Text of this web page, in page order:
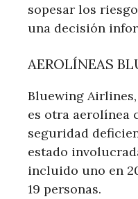
sopesar los
una decisión
AEROLÍNEAS
Bluewing
es otra aerolínea
seguridad
estado
incluido uno en
19 personas.